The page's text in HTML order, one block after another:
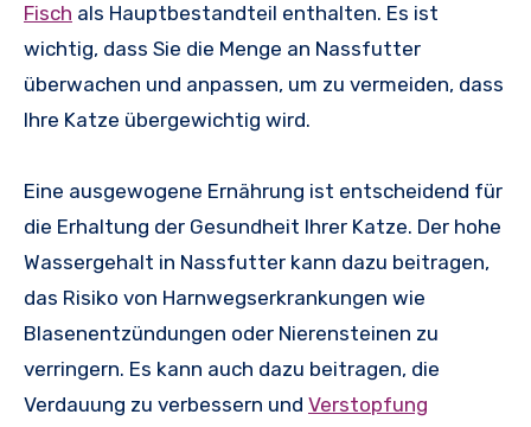
Fisch als Hauptbestandteil enthalten. Es ist
wichtig, dass Sie die Menge an Nassfutter
überwachen und anpassen, um zu vermeiden, dass
Ihre Katze übergewichtig wird.
Eine ausgewogene Ernährung ist entscheidend für
die Erhaltung der Gesundheit Ihrer Katze. Der hohe
Wassergehalt in Nassfutter kann dazu beitragen,
das Risiko von Harnwegserkrankungen wie
Blasenentzündungen oder Nierensteinen zu
verringern. Es kann auch dazu beitragen, die
Verdauung zu verbessern und Verstopfung